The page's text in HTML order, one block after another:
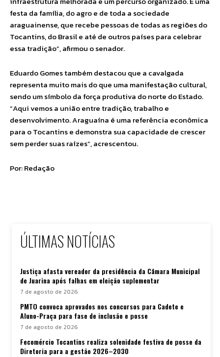
festa da família, do agro e de toda a sociedade
araguainense, que recebe pessoas de todas as regiões do
Tocantins, do Brasil e até de outros países para celebrar
essa tradição”, afirmou o senador.
Eduardo Gomes também destacou que a cavalgada
representa muito mais do que uma manifestação cultural,
sendo um símbolo da força produtiva do norte do Estado.
“Aqui vemos a união entre tradição, trabalho e
desenvolvimento. Araguaína é uma referência econômica
para o Tocantins e demonstra sua capacidade de crescer
sem perder suas raízes”, acrescentou.
Por: Redação
ÚLTIMAS NOTÍCIAS
Justiça afasta vereador da presidência da Câmara Municipal
de Juarina após falhas em eleição suplementar
7 de agosto de 2026
PMTO convoca aprovados nos concursos para Cadete e
Aluno-Praça para fase de inclusão e posse
7 de agosto de 2026
Fecomércio Tocantins realiza solenidade festiva de posse da
Diretoria para a gestão 2026–2030